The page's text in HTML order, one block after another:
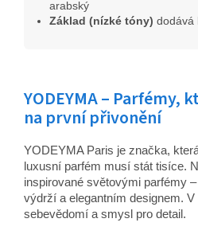
arabský
Základ (nízké tóny) dodává
YODEYMA – Parfémy,
na první přivonění
YODEYMA Paris je značka,
luxusní parfém musí stát tisíce.
inspirované světovými parfémy
výdrží a elegantním designem.
sebevědomí a smysl pro detail.